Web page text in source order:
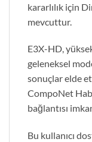
kararlılık için
mevcuttur.
E3X-HD,
geleneksel
sonuçlar elde
CompoNet
bağlantısı
Bu kullanıcı